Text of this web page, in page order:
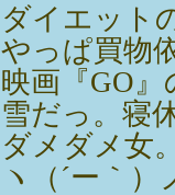
ダイエット
やっぱ買物
映画『GO
雪だっ。寝
ダメダメ女
ヽ（´ー｀